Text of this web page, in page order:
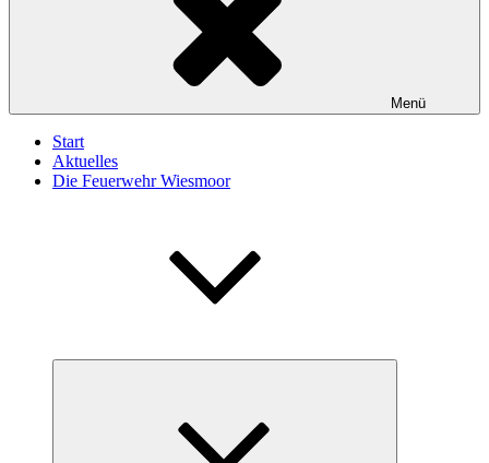
Menü
Start
Aktuelles
Die Feuerwehr Wiesmoor